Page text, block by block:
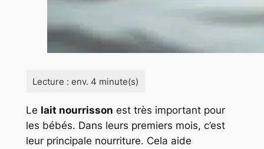
Le lait nourrisson est très important pour
les bébés. Dans leurs premiers mois, c’est
leur principale nourriture. Cela aide